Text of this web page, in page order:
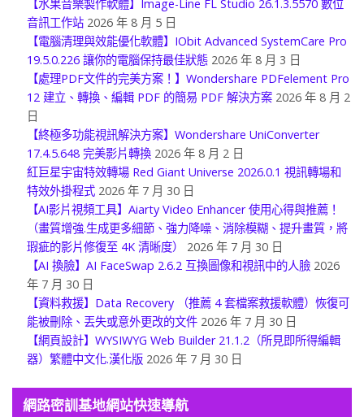
音訊工作站 2026 年 8 月 5 日
【電腦清理與效能優化軟體】IObit Advanced SystemCare Pro
19.5.0.226 讓你的電腦保持最佳狀態 2026 年 8 月 3 日
【處理PDF文件的完美方案！】Wondershare PDFelement Pro
12 建立、轉換、編輯 PDF 的簡易 PDF 解決方案 2026 年 8 月 2
日
【終極多功能視訊解決方案】Wondershare UniConverter
17.4.5.648 完美影片轉換 2026 年 8 月 2 日
紅巨星宇宙特效轉場 Red Giant Universe 2026.0.1 視訊轉場和
特效外掛程式 2026 年 7 月 30 日
【AI影片視頻工具】Aiarty Video Enhancer 使用心得與推薦！
（畫質增強.生成更多細節、強力降噪、消除模糊、提升畫質，將
瑕疵的影片修復至 4K 清晰度） 2026 年 7 月 30 日
【AI 換臉】AI FaceSwap 2.6.2 互換圖像和視訊中的人臉
年 7 月 30 日
【資料救援】Data Recovery （推薦 4 套檔案救援軟體）恢復可
能被刪除、丟失或意外更改的文件 2026 年 7 月 30 日
【網頁設計】WYSIWYG Web Builder 21.1.2（所見即所得編輯
器）繁體中文化.漢化版 2026 年 7 月 30 日
網路密訓基地網站快速導航